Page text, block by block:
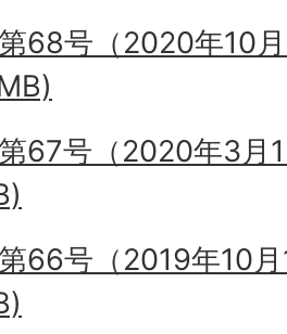
68号（2020年10
67号（2020年3月
66号（2019年10